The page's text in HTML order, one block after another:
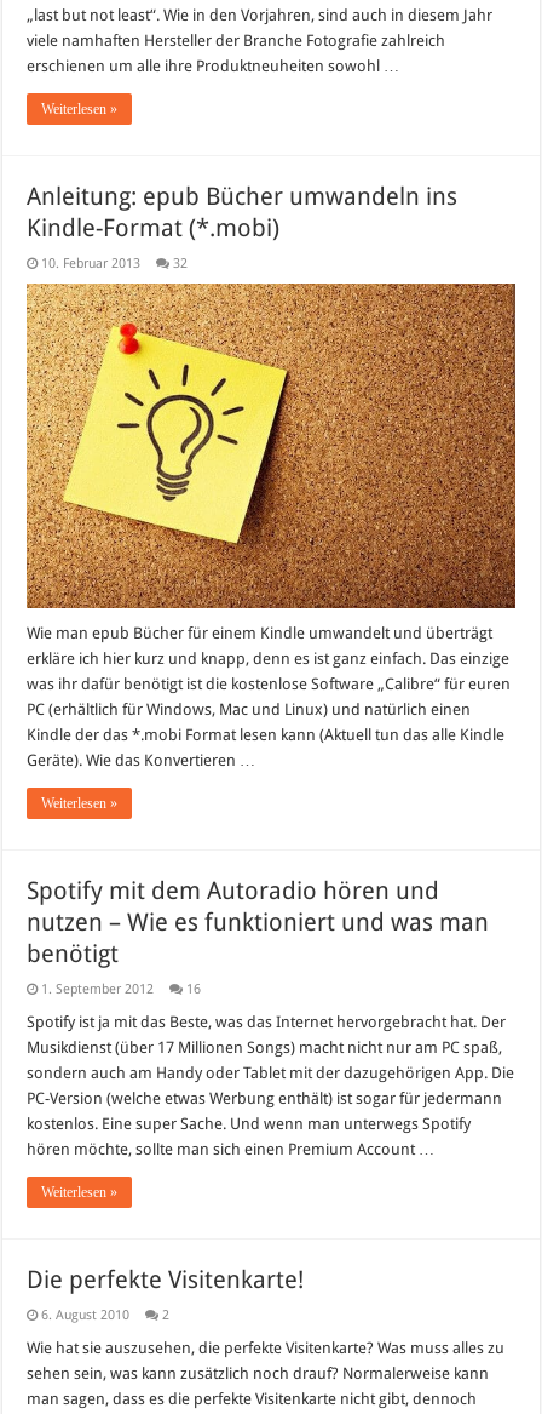
„last but not least“. Wie in den Vorjahren, sind auch in diesem Jahr
viele namhaften Hersteller der Branche Fotografie zahlreich
erschienen um alle ihre Produktneuheiten sowohl …
Weiterlesen »
Anleitung: epub Bücher umwandeln ins
Kindle-Format (*.mobi)
10. Februar 2013 32
Wie man epub Bücher für einem Kindle umwandelt und überträgt
erkläre ich hier kurz und knapp, denn es ist ganz einfach. Das einzige
was ihr dafür benötigt ist die kostenlose Software „Calibre“ für euren
PC (erhältlich für Windows, Mac und Linux) und natürlich einen
Kindle der das *.mobi Format lesen kann (Aktuell tun das alle Kindle
Geräte). Wie das Konvertieren …
Weiterlesen »
Spotify mit dem Autoradio hören und
nutzen – Wie es funktioniert und was man
benötigt
1. September 2012 16
Spotify ist ja mit das Beste, was das Internet hervorgebracht hat. Der
Musikdienst (über 17 Millionen Songs) macht nicht nur am PC spaß,
sondern auch am Handy oder Tablet mit der dazugehörigen App. Die
PC-Version (welche etwas Werbung enthält) ist sogar für jedermann
kostenlos. Eine super Sache. Und wenn man unterwegs Spotify
hören möchte, sollte man sich einen Premium Account …
Weiterlesen »
Die perfekte Visitenkarte!
6. August 2010 2
Wie hat sie auszusehen, die perfekte Visitenkarte? Was muss alles zu
sehen sein, was kann zusätzlich noch drauf? Normalerweise kann
man sagen, dass es die perfekte Visitenkarte nicht gibt, dennoch